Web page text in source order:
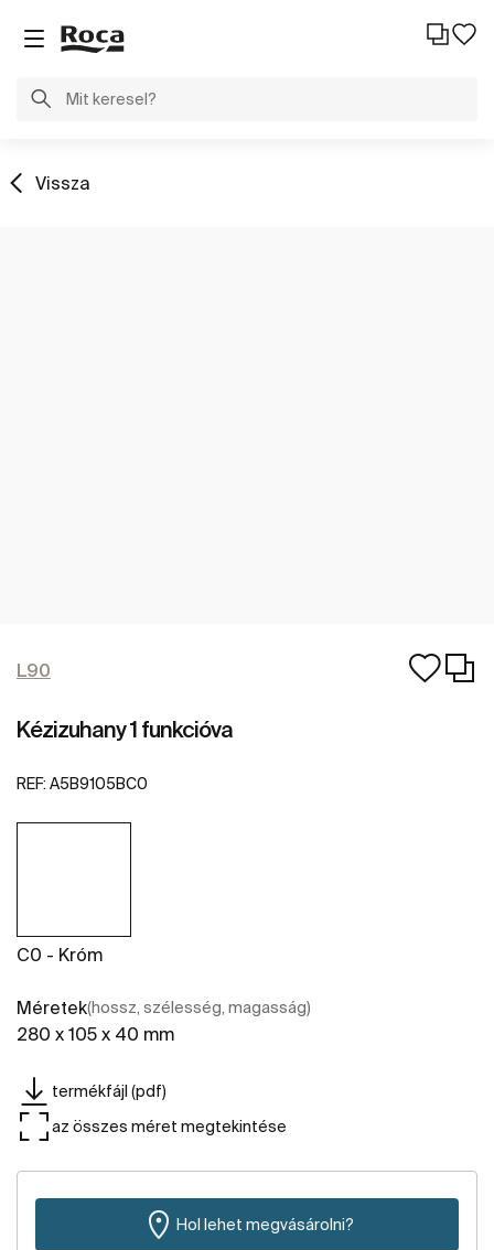
Vissza
L90
Kézizuhany 1 funkcióva
REF: A5B9105BC0
C0 - Króm
Méretek(hossz, szélesség, magasság)
280 x 105 x 40 mm
termékfájl (pdf)
az összes méret megtekintése
Hol lehet megvásárolni?